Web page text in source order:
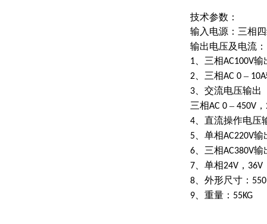
技术参数：
输入电源：三相
输出电压及电流：
1 、三相AC100V输
2 、三相AC 0 – 10A
3 、交流电压输出
三相AC 0 – 450V ，
4 、直流操作电压
5 、单相AC220V输
6 、三相AC380V输
7 、单相24V ， 36V
8 、外形尺寸：
9 、重量： 55KG